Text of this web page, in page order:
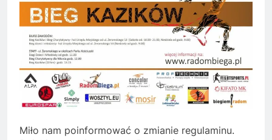
Miło nam poinformować o zmianie regulaminu.